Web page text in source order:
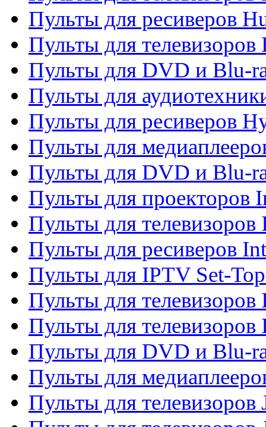
Пульты для ресиверов
Пульты для
Пульты для DVD и Blu-
Пульты для
Пульты для ресиверов
Пульты для
Пульты для DVD и Blu-
Пульты для проекторов
Пульты для
Пульты для ресиверов
Пульты для IPTV Set-
Пульты для телевизоров
Пульты для телевизоров
Пульты для DVD и Blu-
Пульты для
Пульты для телевизоров